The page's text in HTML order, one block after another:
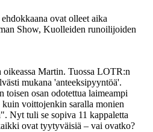
ovat olleet aika
Show, Kuolleiden runoilijoiden
Martin. Tuossa LOTR:n
mukana 'anteeksipyyntöä'.
toisen osan odotettua laimeampi
voittojenkin saralla monien
Nyt tuli se sopiva 11 kappaletta
ovat tyytyväisiä – vai ovatko?